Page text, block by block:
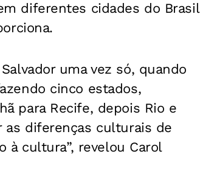
diferentes cidades do Brasil
uma vez só, quando
cinco estados,
para Recife, depois Rio e
as diferenças culturais de
à cultura”, revelou Carol